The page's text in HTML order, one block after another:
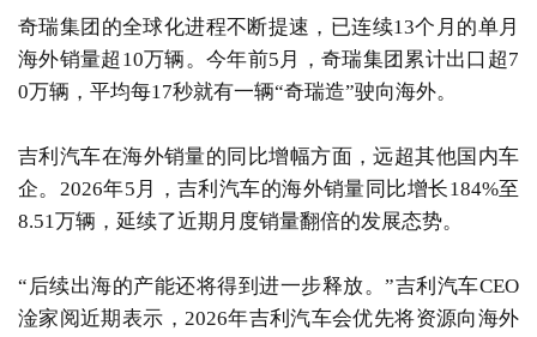
奇瑞集团的全球化进程不断提速，已连续13个月的单月
海外销量超10万辆。今年前5月，奇瑞集团累计出口超7
0万辆，平均每17秒就有一辆“奇瑞造”驶向海外。
吉利汽车在海外销量的同比增幅方面，远超其他国内车
企。2026年5月，吉利汽车的海外销量同比增长184%至
8.51万辆，延续了近期月度销量翻倍的发展态势。
“后续出海的产能还将得到进一步释放。”吉利汽车CEO
淦家阅近期表示，2026年吉利汽车会优先将资源向海外